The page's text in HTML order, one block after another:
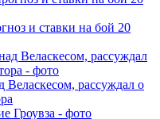
и ставки на бой 20
рассуждал о